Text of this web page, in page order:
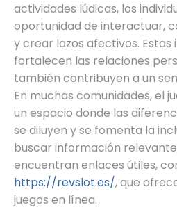
actividades lúdicas, los
oportunidad de interactuar,
y crear lazos afectivos.
fortalecen las relaciones
también contribuyen a un
En muchas comunidades, el
un espacio donde las
se diluyen y se fomenta la
buscar información
encuentran enlaces útiles,
https://revslot.es/, que
juegos en línea.